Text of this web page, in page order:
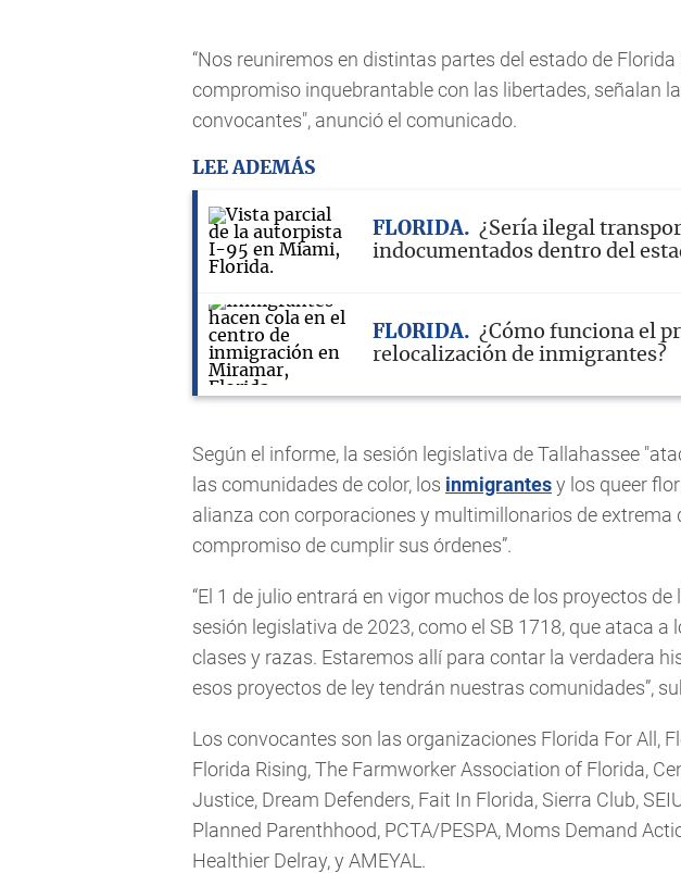
“Nos reuniremos en distintas partes del estado de
compromiso inquebrantable con las libertades, señalan
convocantes", anunció el comunicado.
LEE ADEMÁS
FLORIDA
¿Sería ilegal
indocumentados dentro del
FLORIDA
¿Cómo funciona el
relocalización de inmigrantes?
Según el informe, la sesión legislativa de Tallahassee
las comunidades de color, los inmigrantesy los queer
alianza con corporaciones y multimillonarios de extrema
compromiso de cumplir sus órdenes”.
“El 1 de julio entrará en vigor muchos de los proyectos
sesión legislativa de 2023, como el SB 1718, que ataca a
clases y razas. Estaremos allí para contar la verdadera
esos proyectos de ley tendrán nuestras comunidades”,
Los convocantes son las organizaciones Florida For All,
Florida Rising, The Farmworker Association of Florida,
Justice, Dream Defenders, Fait In Florida, Sierra Club,
Planned Parenthhood, PCTA/PESPA, Moms Demand
Healthier Delray, y AMEYAL.